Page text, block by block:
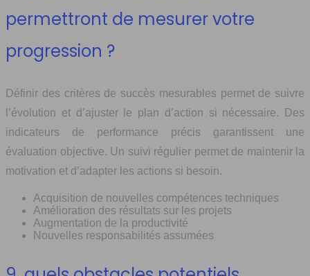
permettront de mesurer votre
progression ?
Définir des critères de succès mesurables permet de suivre
l’évolution et d’ajuster le plan d’action si nécessaire. Des
indicateurs de performance précis garantissent une
évaluation objective. Un suivi régulier permet de maintenir la
motivation et d’adapter les actions si besoin.
Acquisition de nouvelles compétences techniques
Amélioration des résultats sur les projets
Augmentation de la productivité
Nouvelles responsabilités assumées